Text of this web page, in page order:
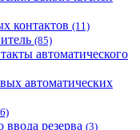
контактов (11)
(85)
автоматического
автоматических
ввода резерва (3)